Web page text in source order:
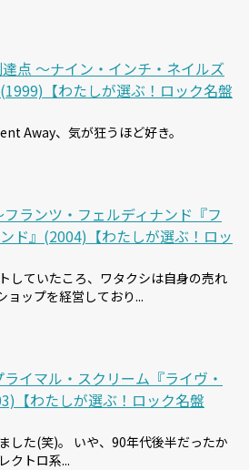
点 〜ナイン・インチ・ネイルズ
【わたしが選ぶ！ロック名盤
Away、気が狂うほど好き。
ランツ・フェルディナンド『フ
ド』(2004)【わたしが選ぶ！ロッ
していたころ、ワタクシは自身の売れ
ョップを経営しており...
イマル・スクリーム『ライヴ・
【わたしが選ぶ！ロック名盤
した(笑)。 いや、90年代後半だったか
クトロ系...